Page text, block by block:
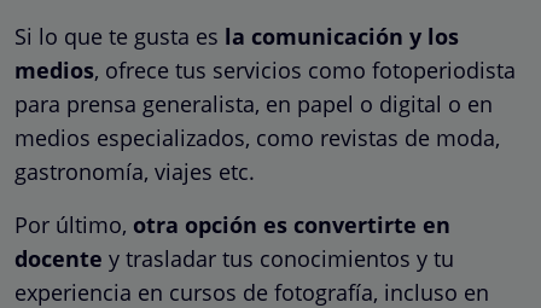
Si lo que te gusta es la comunicación y los
medios, ofrece tus servicios como fotoperiodista
para prensa generalista, en papel o digital o en
medios especializados, como revistas de moda,
gastronomía, viajes etc.
Por último, otra opción es convertirte en
docente y trasladar tus conocimientos y tu
experiencia en cursos de fotografía, incluso en